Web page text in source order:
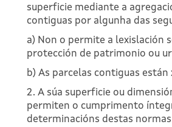
superficie mediante a
contiguas por algunha das
a) Non o permite a lexislación
protección de patrimonio ou
b) As parcelas contiguas están
2. A súa superficie ou
permiten o cumprimento
determinacións destas